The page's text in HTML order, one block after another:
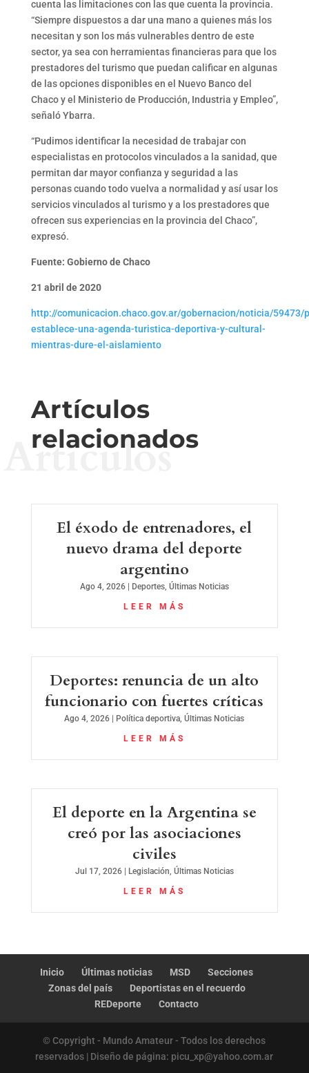
cuenta las limitaciones con las que cuenta la provincia.
“Siempre dispuestos a dar una mano a quienes más los
necesitan y son los más vulnerables dentro de este
sector, ya sea con herramientas financieras para que los
prestadores del turismo que puedan calificar en algunas
de las opciones disponibles en el Nuevo Banco del
Chaco y el Ministerio de Producción, Industria y Empleo”,
señaló Ybarra.
“Pudimos identificar la necesidad de trabajar con
especialistas en protocolos vinculados a la sanidad, que
permitan dar mayor confianza y seguridad a las
personas cuando todo vuelva a normalidad y así usar los
servicios vinculados al turismo y a los prestadores que
ofrecen sus experiencias en la provincia del Chaco”,
expresó.
Fuente: Gobierno de Chaco
21 abril de 2020
http://comunicacion.chaco.gov.ar/gobernacion/noticia/59473/
establece-una-agenda-turistica-deportiva-y-cultural-
mientras-dure-el-aislamiento
Artículos
relacionados
Artículos
El éxodo de entrenadores, el
nuevo drama del deporte
argentino
Ago 4, 2026| Deportes, Últimas Noticias
LEER MÁS
Deportes: renuncia de un alto
funcionario con fuertes críticas
Ago 4, 2026 Política deportiva,Últimas Noticias
LEER MÁS
El deporte en la Argentina se
creó por las asociaciones
civiles
Jul 17, 2026| Legislación, Últimas Noticias
LEER MÁS
Inicio Últimas noticias MSD
Secciones
Zonas del país
Deportistas en el recuerdo
REDeporte
Contacto
© Copyright - Mundo Amateur - Todos los derechos
reservados | Diseño de página: picu_xp@yahoo.com.ar